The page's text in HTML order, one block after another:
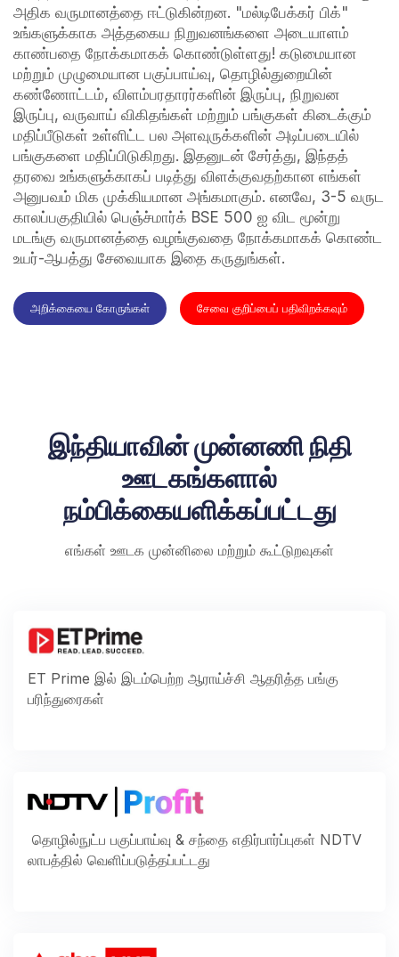
அதிக வருமானத்தை ஈட்டுகின்றன. "மல்டிபேக்கர் பிக்"
உங்களுக்காக அத்தகைய நிறுவனங்களை அடையாளம்
காண்பதை நோக்கமாகக் கொண்டுள்ளது! கடுமையான
மற்றும் முழுமையான பகுப்பாய்வு, தொழில்துறையின்
கண்ணோட்டம், விளம்பரதாரர்களின் இருப்பு, நிறுவன
இருப்பு, வருவாய் விகிதங்கள் மற்றும் பங்குகள் கிடைக்கும்
மதிப்பீடுகள் உள்ளிட்ட பல அளவுருக்களின் அடிப்படையில்
பங்குகளை மதிப்பிடுகிறது. இதனுடன் சேர்த்து, இந்தத்
தரவை உங்களுக்காகப் படித்து விளக்குவதற்கான எங்கள்
அனுபவம் மிக முக்கியமான அங்கமாகும். எனவே, 3-5 வருட
காலப்பகுதியில் பெஞ்ச்மார்க் BSE 500 ஐ விட மூன்று
மடங்கு வருமானத்தை வழங்குவதை நோக்கமாகக் கொண்ட
உயர்-ஆபத்து சேவையாக இதை கருதுங்கள்.
அறிக்கையை கோருங்கள் சேவை குறிப்பைப் பதிவிறக்கவும்
இந்தியாவின் முன்னணி நிதி
ஊடகங்களால்
நம்பிக்கையளிக்கப்பட்டது
எங்கள் ஊடக முன்னிலை மற்றும் கூட்டுறவுகள்
ET Prime இல் இடம்பெற்ற ஆராய்ச்சி ஆதரித்த பங்கு
பரிந்துரைகள்
தொழில்நுட்ப பகுப்பாய்வு & சந்தை எதிர்பார்ப்புகள் NDTV
லாபத்தில் வெளிப்படுத்தப்பட்டது